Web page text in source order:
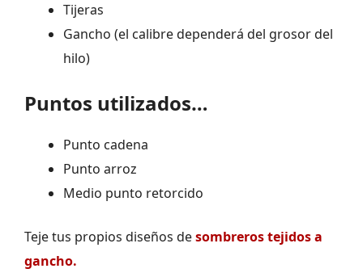
Tijeras
Gancho (el calibre dependerá del grosor del
hilo)
Puntos utilizados…
Punto cadena
Punto arroz
Medio punto retorcido
Teje tus propios diseños desombreros tejidos a
gancho.